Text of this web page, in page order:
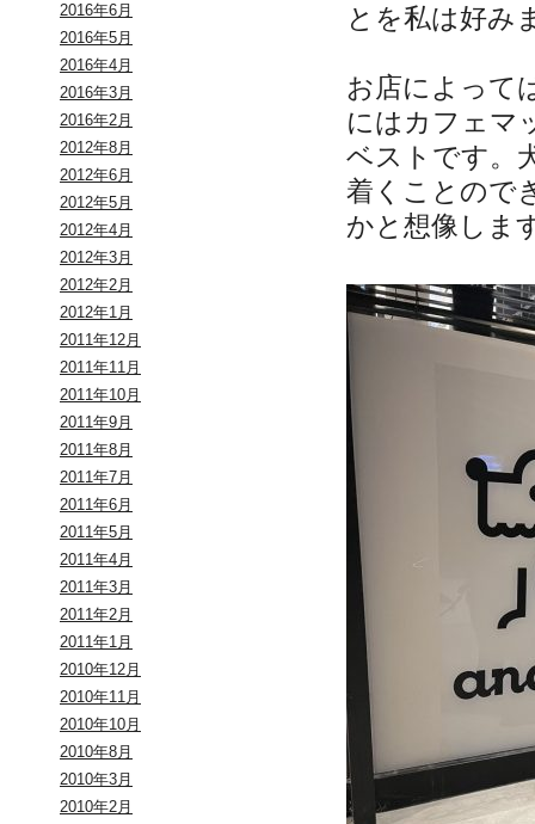
2016年6月
2016年5月
2016年4月
2016年3月
2016年2月
2012年8月
2012年6月
2012年5月
2012年4月
2012年3月
2012年2月
2012年1月
2011年12月
2011年11月
2011年10月
2011年9月
2011年8月
2011年7月
2011年6月
2011年5月
2011年4月
2011年3月
2011年2月
2011年1月
2010年12月
2010年11月
2010年10月
2010年8月
2010年3月
2010年2月
とを私は好み
お店によって
にはカフェマ
ベストです。
着くことので
かと想像しま